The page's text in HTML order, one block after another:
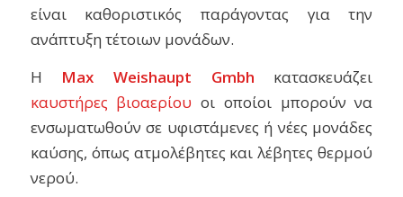
είναι καθοριστικός παράγοντας για την
ανάπτυξη τέτοιων μονάδων.
Η
Max Weishaupt Gmbh
κατασκευάζει
καυστήρες βιοαερίου οι οποίοι μπορούν να
ενσωματωθούν σε υφιστάμενες ή νέες μονάδες
καύσης, όπως ατμολέβητες και λέβητες θερμού
νερού.